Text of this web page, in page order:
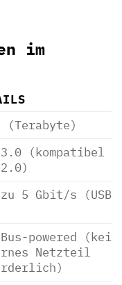
im
(Terabyte)
3.0 (kompatibel
2.0)
5 Gbit/s (USB
Bus-powered (kein
Netzteil